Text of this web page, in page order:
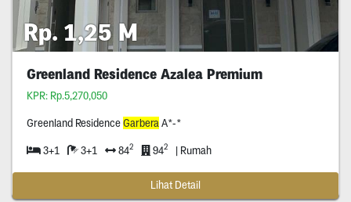
Rp. 1,25 M
Greenland Residence Azalea Premium
KPR: Rp.5,270,050
Greenland ResidenceGarbera A*-*
3+1 3+1 842 942 | Rumah
Lihat Detail